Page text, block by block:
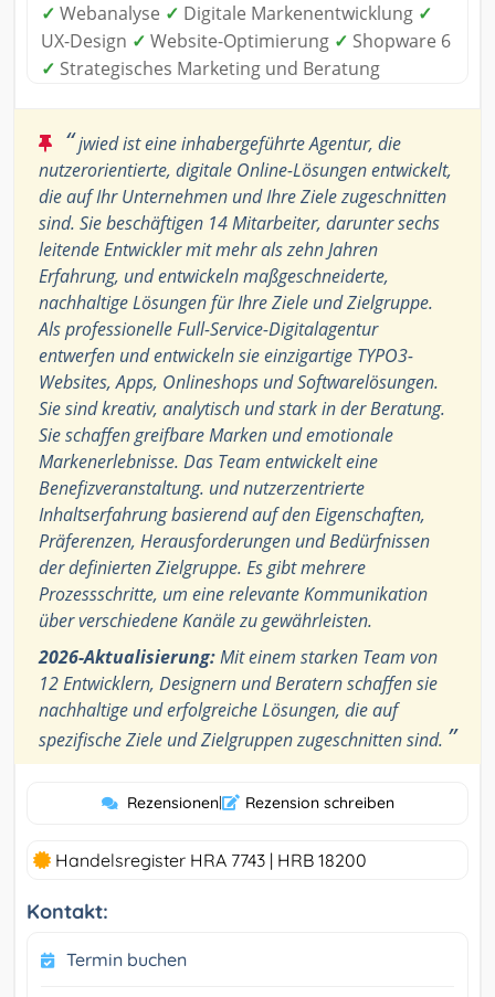
✓ Webanalyse ✓ Digitale Markenentwicklung ✓
UX-Design ✓ Website-Optimierung ✓ Shopware 6
✓ Strategisches Marketing und Beratung
“jwied ist eine inhabergeführte Agentur, die
nutzerorientierte, digitale Online-Lösungen entwickelt,
die auf Ihr Unternehmen und Ihre Ziele zugeschnitten
sind. Sie beschäftigen 14 Mitarbeiter, darunter sechs
leitende Entwickler mit mehr als zehn Jahren
Erfahrung, und entwickeln maßgeschneiderte,
nachhaltige Lösungen für Ihre Ziele und Zielgruppe.
Als professionelle Full-Service-Digitalagentur
entwerfen und entwickeln sie einzigartige TYPO3-
Websites, Apps, Onlineshops und Softwarelösungen.
Sie sind kreativ, analytisch und stark in der Beratung.
Sie schaffen greifbare Marken und emotionale
Markenerlebnisse. Das Team entwickelt eine
Benefizveranstaltung. und nutzerzentrierte
Inhaltserfahrung basierend auf den Eigenschaften,
Präferenzen, Herausforderungen und Bedürfnissen
der definierten Zielgruppe. Es gibt mehrere
Prozessschritte, um eine relevante Kommunikation
über verschiedene Kanäle zu gewährleisten.
2026-Aktualisierung:Mit einem starken Team von
12 Entwicklern, Designern und Beratern schaffen sie
nachhaltige und erfolgreiche Lösungen, die auf
spezifische Ziele und Zielgruppen zugeschnitten sind. ”
Rezensionen| Rezension schreiben
Handelsregister HRA 7743 | HRB 18200
Kontakt:
Termin buchen